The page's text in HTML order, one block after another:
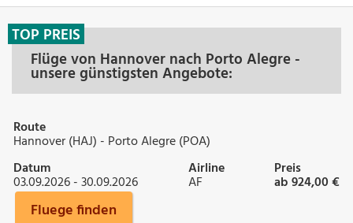
Flüge von Hannover nach Porto Alegre -
unsere günstigsten Angebote:
TOP PREIS
Route
Hannover (HAJ) - Porto Alegre (POA)
Datum
03.09.2026 - 30.09.2026
Airline
AF
Preis
ab 924,00 €
Fluege finden